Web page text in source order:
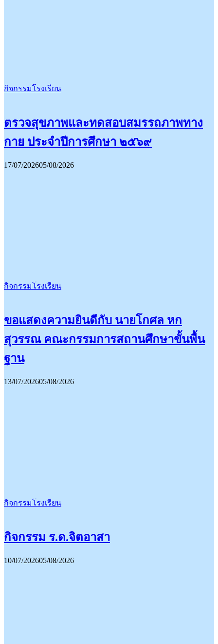
กิจกรรมโรงเรียน
ตรวจสุขภาพและทดสอบสมรรถภาพทาง
กาย ประจำปีการศึกษา ๒๕๖๙
17/07/202605/08/2026
กิจกรรมโรงเรียน
ขอแสดงความยินดีกับ นายโกศล หก
สุวรรณ คณะกรรมการสถานศึกษาขั้นพื้น
ฐาน
13/07/202605/08/2026
กิจกรรมโรงเรียน
กิจกรรม ร.ด.จิตอาสา
10/07/202605/08/2026